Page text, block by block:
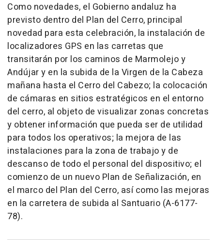
Como novedades, el Gobierno andaluz ha
previsto dentro del Plan del Cerro, principal
novedad para esta celebración, la instalación de
localizadores GPS en las carretas que
transitarán por los caminos de Marmolejo y
Andújar y en la subida de la Virgen de la Cabeza
mañana hasta el Cerro del Cabezo; la colocación
de cámaras en sitios estratégicos en el entorno
del cerro, al objeto de visualizar zonas concretas
y obtener información que pueda ser de utilidad
para todos los operativos; la mejora de las
instalaciones para la zona de trabajo y de
descanso de todo el personal del dispositivo; el
comienzo de un nuevo Plan de Señalización, en
el marco del Plan del Cerro, así como las mejoras
en la carretera de subida al Santuario (A-6177-
78).